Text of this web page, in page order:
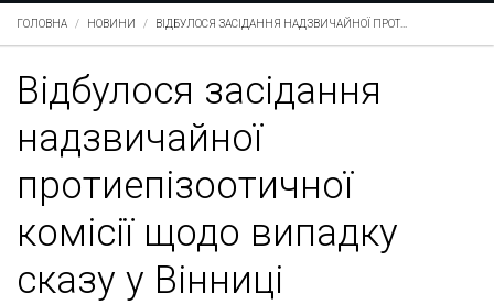
ГОЛОВНА НОВИНИ ВІДБУЛОСЯ ЗАСІДАННЯ НАДЗВИЧАЙНОЇ ПРОТ...
Відбулося засідання
надзвичайної
протиепізоотичної
комісії щодо випадку
сказу у Вінниці